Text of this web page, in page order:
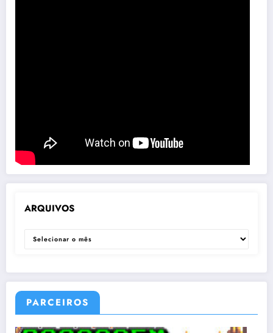
ARQUIVOS
ARQUIVOS
PARCEIROS